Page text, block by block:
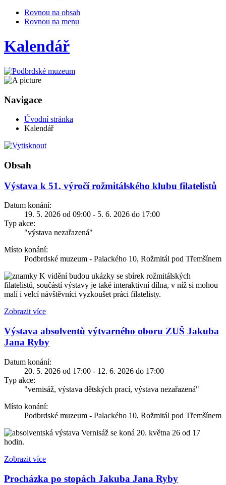
Rovnou na obsah
Rovnou na menu
Kalendář
Navigace
Úvodní stránka
Kalendář
Obsah
Výstava k 51. výročí rožmitálského klubu filatelistů
Datum konání:
19. 5. 2026 od 09:00 - 5. 6. 2026 do 17:00
Typ akce:
"výstava nezařazená"
Místo konání:
Podbrdské muzeum - Palackého 10, Rožmitál pod Třemšínem
K vidění budou ukázky se sbírek rožmitálských
filatelistů, součástí výstavy je také interaktivní dílna, v níž si mohou
malí i velcí návštěvníci vyzkoušet práci filatelisty.
Zobrazit více
Výstava absolventů výtvarného oboru ZUŠ Jakuba
Jana Ryby
Datum konání:
20. 5. 2026 od 17:00 - 12. 6. 2026 do 17:00
Typ akce:
"vernisáž, výstava dětských prací, výstava nezařazená"
Místo konání:
Podbrdské muzeum - Palackého 10, Rožmitál pod Třemšínem
Vernisáž se koná 20. května 26 od 17
hodin.
Zobrazit více
Procházka po stopách Jakuba Jana Ryby